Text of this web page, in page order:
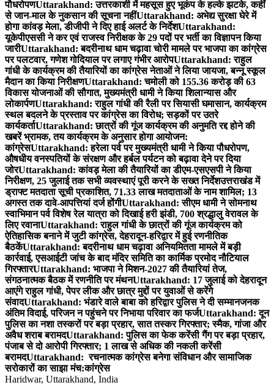
पौधरोपणUttarakhand: उत्तरकाशी में महसूस हुए भूकंप के हल्के झटके, कहीं
से जान-माल के नुकसान की सूचना नहींUttarakhand: अभेद्य सुरक्षा घेरे में
होगा कांवड़ मेला, डीजीपी ने दिए हाई अलर्ट के निर्देशUttarakhand:
यूकेपीएससी ने कर एवं राजस्व निरीक्षक के 29 पदों पर भर्ती का विज्ञापन किया
जारीUttarakhand: बदरीनाथ धाम चढ़ावा चोरी मामले पर भाजपा का कांग्रेस
पर पलटवार, गणेश गोदियाल पर लगाए गंभीर आरोपUttarakhand: राहुल
गांधी के कार्यक्रम की तैयारियों का कांग्रेस नेताओं ने लिया जायजा, बन्नू स्कूल
मैदान का किया निरीक्षणUttarakhand: चमोली को 155.36 करोड़ की 63
विकास योजनाओं की सौगात, मुख्यमंत्री धामी ने किया शिलान्यास और
लोकार्पणUttarakhand: राहुल गांधी की रैली पर सियासी घमासान, कार्यक्रम
स्थल बदलने के प्रस्ताव पर कांग्रेस का विरोध; सड़कों पर उतरे
कार्यकर्ताUttarakhand: छात्रों की गूंज कार्यक्रम की अनुमति रद्द होने की
खबरें भ्रामक, तय कार्यक्रम के अनुसार होगा आयोजन:
कांग्रेसUttarakhand: हरेला पर्व पर मुख्यमंत्री धामी ने किया पौधरोपण,
औषधीय वनस्पतियों के संरक्षण और हर्बल पर्यटन को बढ़ावा देने पर दिया
जोरUttarakhand: कांवड़ मेला की तैयारियों का डीएम-एसएसपी ने किया
निरीक्षण, 25 जुलाई तक सभी व्यवस्थाएं पूरी करने के सख्त निर्देशउत्तराखंड में
ड्राफ्ट मतदाता सूची प्रकाशित, 71.33 लाख मतदाताओं के नाम शामिल; 13
अगस्त तक दावे-आपत्तियां दर्ज होंगीUttarakhand: सीएम धामी ने सोमनाथ
स्वाभिमान पर्व विशेष रेल यात्रा को दिखाई हरी झंडी, 700 श्रद्धालु वेरावल के
लिए रवानाUttarakhand: राहुल गांधी के छात्रों की गूंज कार्यक्रम को
ऐतिहासिक बनाने में जुटी कांग्रेस, देहरादून-हरिद्वार में हुई रणनीतिक
बैठकेंUttarakhand: बदरीनाथ धाम चढ़ावा अनियमितता मामले में बड़ी
कार्रवाई, एसआईटी जांच के बाद मंदिर समिति का कार्मिक प्रमोद नौटियाल
गिरफ्तारUttarakhand: भाजपा ने मिशन-2027 की तैयारियां तेज,
संगठनात्मक बैठक में रणनीति पर मंथनUttarakhand: 17 जुलाई को देहरादून
आएंगे राहुल गांधी, पेपर लीक और छात्र मुद्दों पर युवाओं से करेंगे
संवादUttarakhand: भंडारे वाले बाबा को हरिद्वार पुलिस ने दी सम्मानजनक
अंतिम विदाई, परिजन न पहुंचने पर निभाया परिवार का फर्जUttarakhand: दून
पुलिस का नशा तस्करों पर बड़ा प्रहार, सात तस्कर गिरफ्तार; स्मैक, गांजा और
अवैध शराब बरामदUttarakhand: पुलिस का फेक करेंसी गैंग पर बड़ा प्रहार,
पंजाब से दो आरोपी गिरफ्तार; 1 लाख से अधिक की नकली करेंसी
बरामदUttarakhand: रचनात्मक कांग्रेस बनेगा संविधान और सामाजिक
सरोकारों का साझा मंच:कांग्रेस
Haridwar, Uttarakhand, India